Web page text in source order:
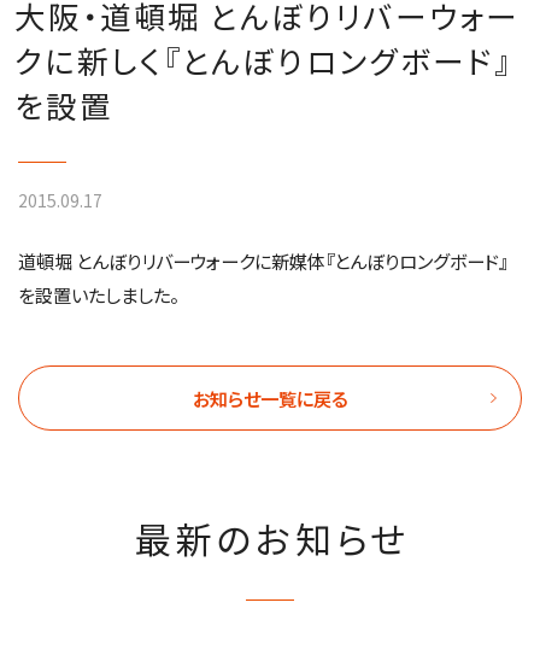
大阪・道頓堀 とんぼりリバーウォー
クに新しく『とんぼりロングボード』
を設置
2015.09.17
道頓堀 とんぼりリバーウォークに新媒体『とんぼりロングボード』
を設置いたしました。
お知らせ一覧に戻る
最新のお知らせ